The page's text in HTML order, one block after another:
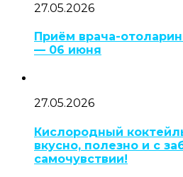
27.05.2026
Приём врача-
— 06 июня
27.05.2026
Кислородный
вкусно, полезно и с
самочувствии!